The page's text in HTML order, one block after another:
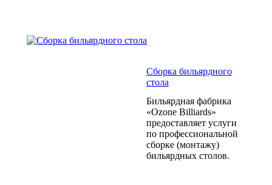
Сборка бильярдного
стола
Бильярдная фабрика
«Ozone Billiards»
предоставляет услуги
по профессиональной
сборке (монтажу)
бильярдных столов.